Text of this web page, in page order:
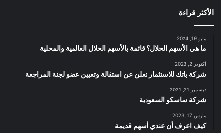
الأكثر قراءة
مايو 19, 2024
ما هي الأسهم الحلال؟ قائمة بالأسهم الحلال العالمية والمحلية
أكتوبر 2, 2023
شركة باتك للاستثمار تعلن عن استقالة وتعيين عضو لجنة المراجعة
ديسمبر 21, 2021
شركة ساسكو السعودية
مارس 17, 2023
كيف اعرف أن عندي أسهم قديمة